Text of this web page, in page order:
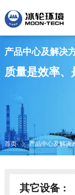
产品中心及解决
质量是效率
首页  产品中心及解决
其它设备 :